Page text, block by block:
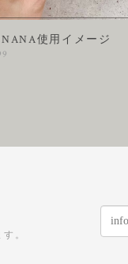
使用イメージ
。